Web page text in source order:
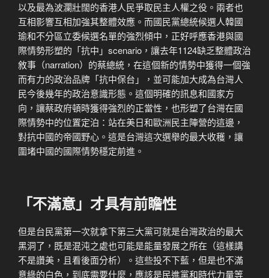
以及最為波瀾壯闊的香港人民爭取民主人權之役。兩者也
互相影響互相加強其整體效應。而國民黨總統候選人韓國
瑜和不分區立委候選名單的強烈傾中，正好呼應香港與國
際情勢形塑的「抗中」scenario，讓去年1124缺乏整體政治
敘事（narration）的蔡總統，在這個新的情勢中獲得一個強
而有力的政治品牌「抗中保台」，並可能加大成為台灣人
民今後幾年的政治意識形態。這個明確的訊息和國家方
向，讓蔡政府頓時獲得強烈的正當性，也形塑了台灣在國
際情勢中的位置定泊：站在美日和歐洲民主陣營的這邊，
對抗中國的帝國野心。這是台灣這次選舉的最大收穫，讓
圍堵中國的國際情勢穩定前進。
「不滿意」才具有前瞻性
但是台民黨第一次就拿下第三大黨可就是台灣政治的最大
黑洞了，既是混沌之處也可能是能量發展之所在（這樣講
不是讚美，且看後面分析）。這些投不下藍，但是也不滿
意綠的白色，到底需要什麼，應該是民進黨和時代力量等